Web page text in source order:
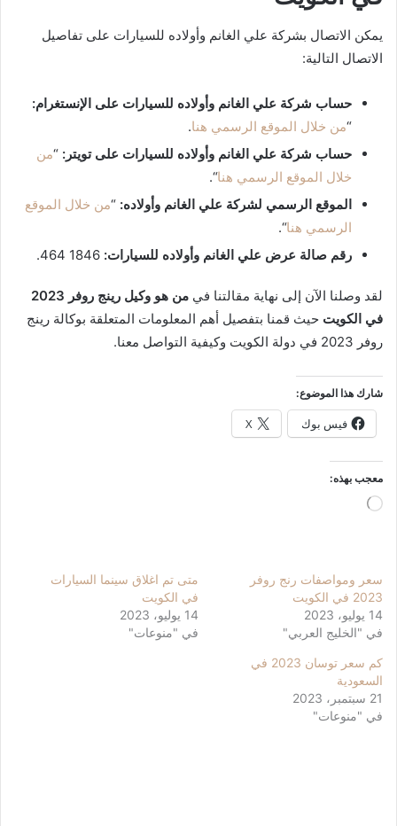
يمكن الاتصال بشركة علي الغانم وأولاده للسيارات على تفاصيل
الاتصال التالية:
حساب شركة علي الغانم وأولاده للسيارات على الإنستغرام:
“من خلال الموقع الرسمي هنا.
حساب شركة علي الغانم وأولاده للسيارات على تويتر: “من
خلال الموقع الرسمي هنا“.
الموقع الرسمي لشركة علي الغانم وأولاده: “من خلال الموقع
الرسمي هنا“.
رقم صالة عرض علي الغانم وأولاده للسيارات: 1846 464.
لقد وصلنا الآن إلى نهاية مقالتنا في
من هو وكيل رينج روفر 2023
في الكويت حيث قمنا بتفصيل أهم المعلومات المتعلقة بوكالة رينج
روفر 2023 في دولة الكويت وكيفية التواصل معنا.
شارك هذا الموضوع:
فيس بوك X
معجب بهذه:
جاري
سعر ومواصفات رنج روفر
2023 في الكويت
14 يوليو، 2023
في "الخليج العربي"
متى تم اغلاق سينما السيارات
في الكويت
14 يوليو، 2023
في "منوعات"
كم سعر توسان 2023 في
السعودية
21 سبتمبر، 2023
في "منوعات"